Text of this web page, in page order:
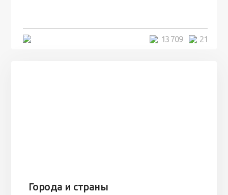
21
13 709
Города и страны